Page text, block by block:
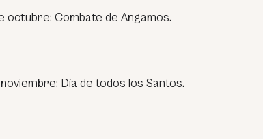
octubre: Combate de Angamos.
Día de todos los Santos.